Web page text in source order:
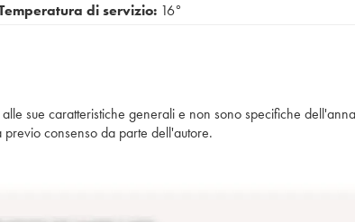
di servizio: 16°
sue caratteristiche generali e non sono specifiche
consenso da parte dell'autore.